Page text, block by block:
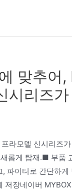
맞추어,
시리즈
라모델 신시리즈
새롭게 탑재.■ 부
파이터로 간단하게
저장네이버